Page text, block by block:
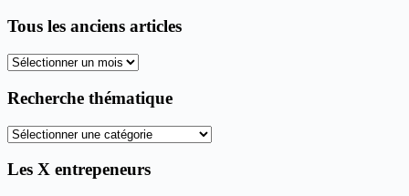
Tous les anciens articles
Tous
anciens
Recherche thématique
Recherche
Les X entrepeneurs